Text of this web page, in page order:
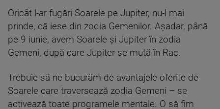
Oricât l-ar fugări Soarele pe Jupiter, nu-l mai
prinde, că iese din zodia Gemenilor. Așadar, până
pe 9 iunie, avem Soarele și Jupiter în zodia
Gemeni, după care Jupiter se mută în Rac.
Trebuie să ne bucurăm de avantajele oferite de
Soarele care traversează zodia Gemeni – se
activează toate programele mentale. O să fim